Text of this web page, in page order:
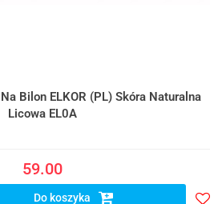
Bilon ELKOR (PL) Skóra Naturalna
Licowa EL0A
59.00
Do koszyka